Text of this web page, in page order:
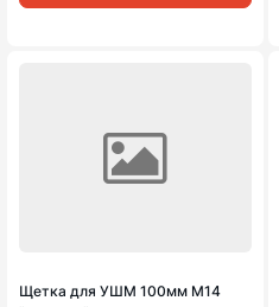
Щетка для УШМ 100мм М14